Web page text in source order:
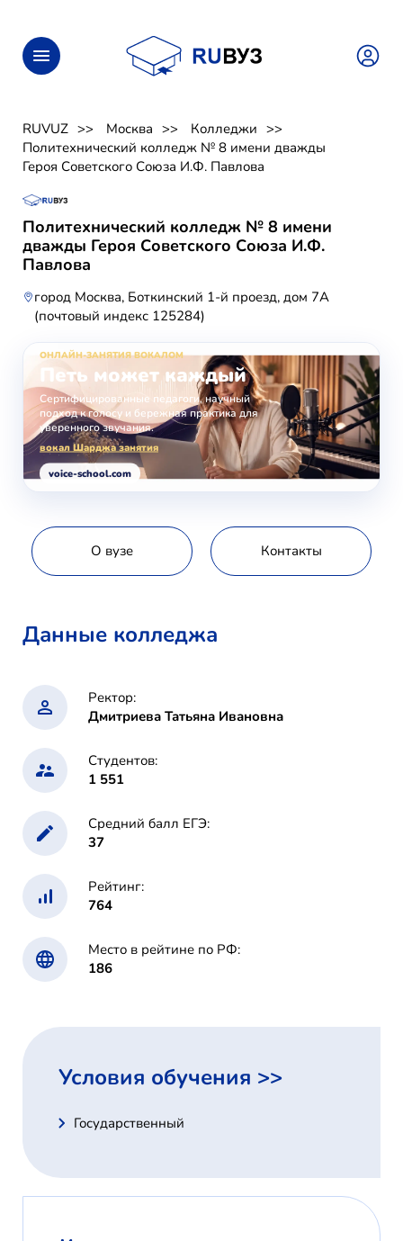
RUVUZ Москва
Колледжи
Политехнический колледж № 8 имени дважды
Героя Советского Союза И.Ф. Павлова
Политехнический колледж № 8 имени
дважды Героя Советского Союза И.Ф.
Павлова
город Москва, Боткинский 1-й проезд, дом 7А
(почтовый индекс 125284)
ОНЛАЙН-ЗАНЯТИЯ ВОКАЛОМ
Петь может каждый
Сертифицированные педагоги, научный
подход к голосу и бережная практика для
уверенного звучания.
вокал Шарджа занятия
voice-school.com
О вузе Контакты
Данные колледжа
Ректор:
Дмитриева Татьяна Ивановна
Студентов:
1 551
Средний балл ЕГЭ:
37
Рейтинг:
764
Место в рейтине по РФ:
186
Условия обучения >>
Государственный